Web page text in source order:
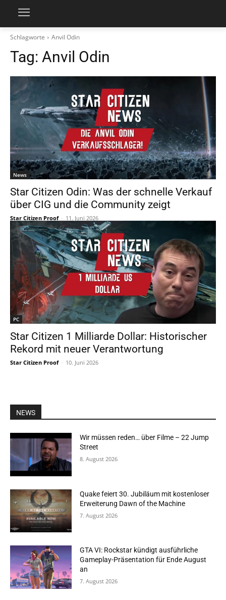
Schlagworte Anvil Odin
Tag: Anvil Odin
News
Star Citizen Odin: Was der schnelle Verkauf
über CIG und die Community zeigt
Star Citizen Proof - 11. Juni 2026
PC
Star Citizen 1 Milliarde Dollar: Historischer
Rekord mit neuer Verantwortung
Star Citizen Proof - 10. Juni 2026
NEWS
Wir müssen reden… über Filme – 22 Jump
Street
8. August 2026
Quake feiert 30. Jubiläum mit kostenloser
Erweiterung Dawn of the Machine
7. August 2026
GTA VI: Rockstar kündigt ausführliche
Gameplay-Präsentation für Ende August
an
7. August 2026